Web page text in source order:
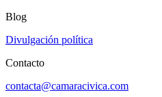
Blog
Divulgación política
Contacto
contacta@camaracivica.com